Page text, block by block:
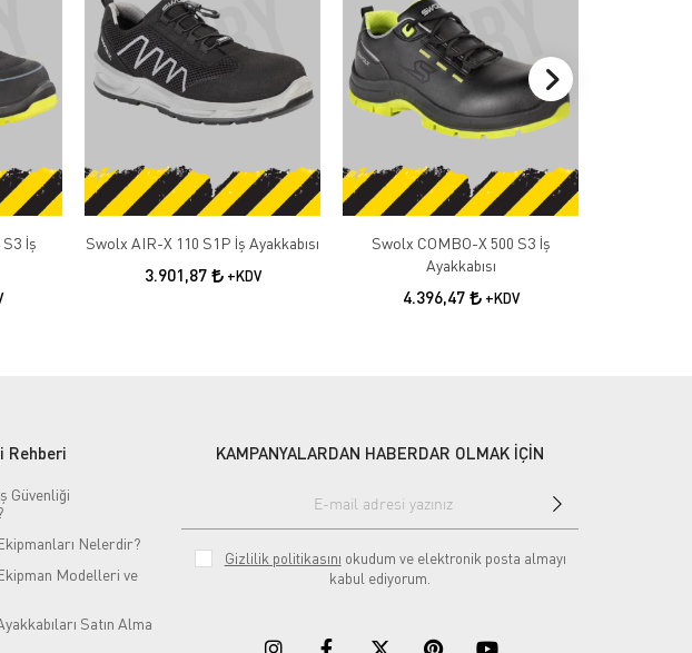
İş
Swolx AIR-X 110 S1P İş Ayakkabısı
3.901,87 +KDV
Swolx COMBO-X 500 S3 İş
Ayakkabısı
4.396,47 +KDV
Rehberi
Güvenliği
Nelerdir?
Modelleri ve
Satın Alma
KAMPANYALARDAN HABERDAR OLMAK İÇİN
Gizlilik politikasını okudum ve elektronik posta almayı
kabul ediyorum.